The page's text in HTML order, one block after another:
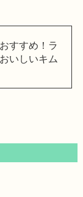
すすめ！ラ
いしいキム